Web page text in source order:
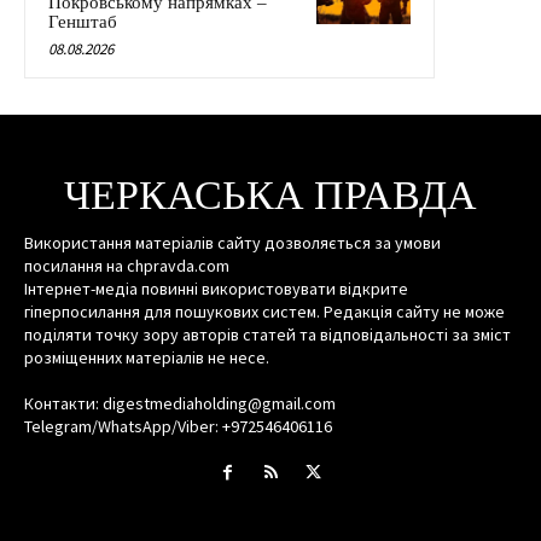
Генштаб
08.08.2026
ЧЕРКАСЬКА ПРАВДА
Використання матеріалів сайту дозволяється за умови
посилання на chpravda.com
Інтернет-медіа повинні використовувати відкрите
гіперпосилання для пошукових систем. Редакція сайту не може
поділяти точку зору авторів статей та відповідальності за зміст
розміщенних матеріалів не несе.
Контакти: digestmediaholding@gmail.com
Telegram/WhatsApp/Viber: +972546406116